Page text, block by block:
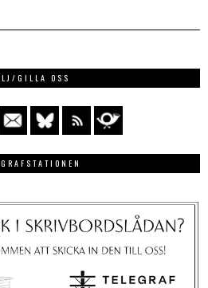
GILLA OSS